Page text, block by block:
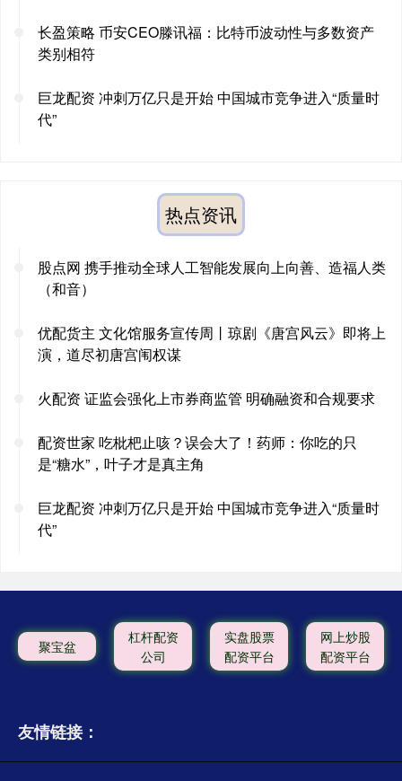
长盈策略 币安CEO滕讯福：比特币波动性与多数资产
类别相符
巨龙配资 冲刺万亿只是开始 中国城市竞争进入“质量时
代”
热点资讯
股点网 携手推动全球人工智能发展向上向善、造福人类
（和音）
优配货主 文化馆服务宣传周丨琼剧《唐宫风云》即将上
演，道尽初唐宫闱权谋
火配资 证监会强化上市券商监管 明确融资和合规要求
配资世家 吃枇杷止咳？误会大了！药师：你吃的只
是“糖水”，叶子才是真主角
巨龙配资 冲刺万亿只是开始 中国城市竞争进入“质量时
代”
聚宝盆
杠杆配资
公司
实盘股票
配资平台
网上炒股
配资平台
友情链接：